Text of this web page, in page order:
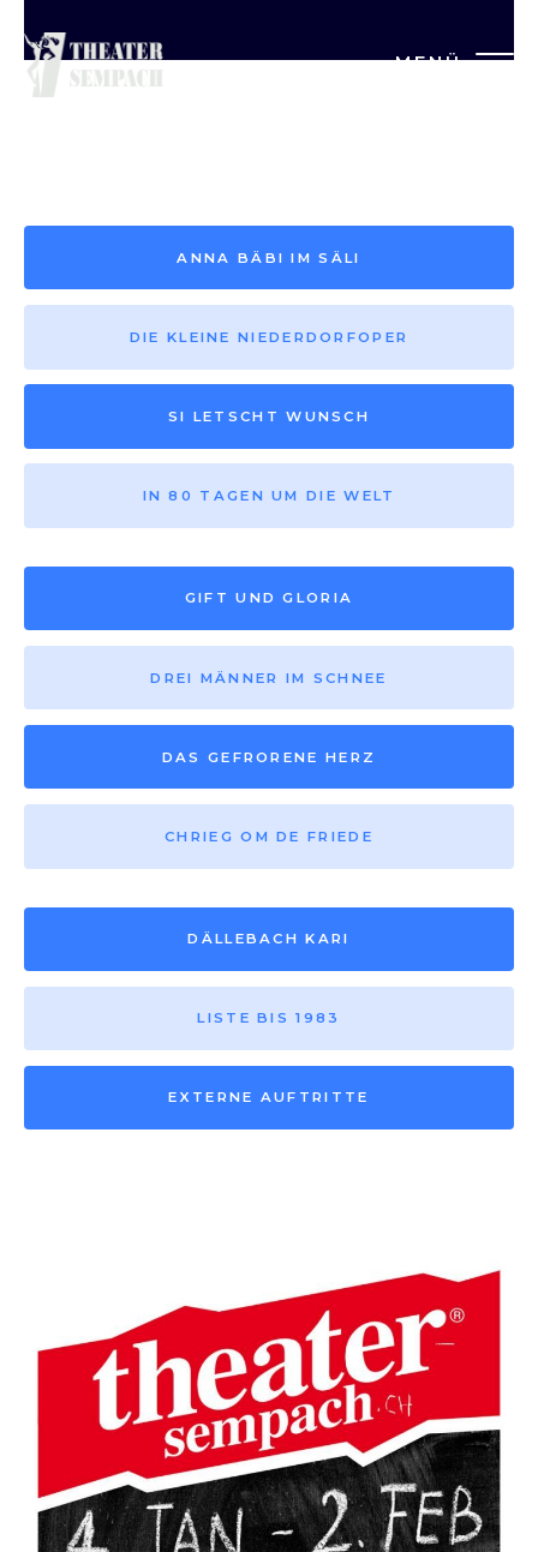
MENÜ
Saison vor 2013
ANNA BÄBI IM SÄLI
DIE KLEINE NIEDERDORFOPER
SI LETSCHT WUNSCH
IN 80 TAGEN UM DIE WELT
GIFT UND GLORIA
DREI MÄNNER IM SCHNEE
DAS GEFRORENE HERZ
CHRIEG OM DE FRIEDE
DÄLLEBACH KARI
LISTE BIS 1983
EXTERNE AUFTRITTE